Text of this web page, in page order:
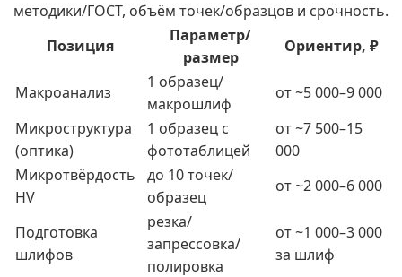
методики/ГОСТ, объём точек/образцов и срочность.
Позиция
Параметр/
размер
Ориентир, ₽
Макроанализ
1 образец/
макрошлиф
от ~5 000–9 000
Микроструктура
(оптика)
1 образец с
фототаблицей
от ~7 500–15
000
Микротвёрдость
HV
до 10 точек/
образец
от ~2 000–6 000
Подготовка
шлифов
резка/
запрессовка/
полировка
от ~1 000–3 000
за шлиф